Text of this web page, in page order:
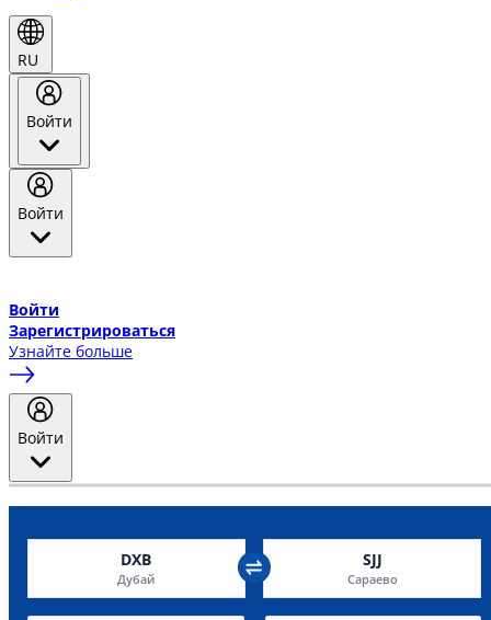
RU
Войти
Войти
Войти
Зарегистрироваться
Узнайте больше
Войти
DXB
Дубай
SJJ
Сараево